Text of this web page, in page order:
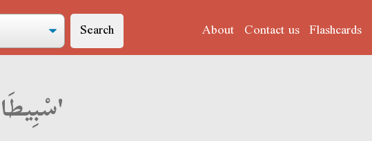
Search About Contact us Flashcards
Derja translation of 'سْبِيطَارْ'